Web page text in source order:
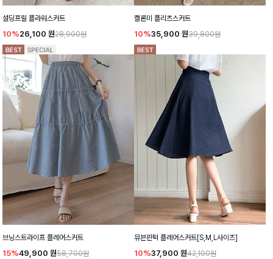
셜딩프릴 플라워스커트
10%26,100 원28,900원
캘론미 플리츠스커트
10%35,900 원39,800원
브닝스트라이프 플레어스커트
15%49,900 원58,700원
뮤븐핀턱 플레어스커트[S,M,L사이즈]
10%37,900 원42,100원